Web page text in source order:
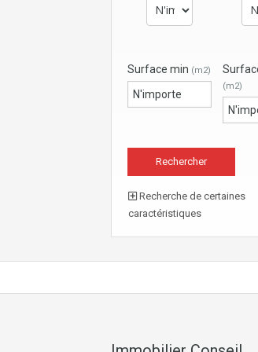
Surface min (m2)
(m2)
Recherche de certaines
caractéristiques